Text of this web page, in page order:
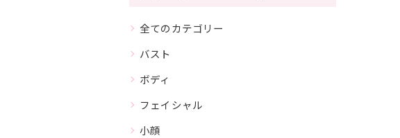
全てのカテゴリー
バスト
ボディ
フェイシャル
小顔